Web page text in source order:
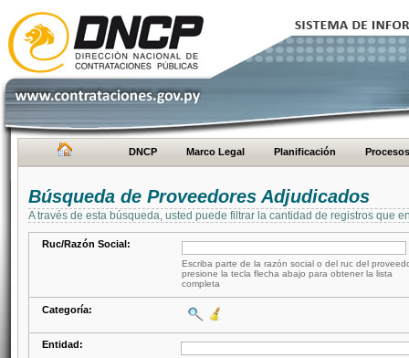
DNCP Marco Legal Planificación Procesos
Búsqueda de Proveedores Adjudicados
A través de esta búsqueda, usted puede filtrar la cantidad de registros que
Ruc/Razón Social:
Escriba parte de la razón social o del ruc del
presione la tecla flecha abajo para obtener la lista
completa
Categoría:
Entidad: